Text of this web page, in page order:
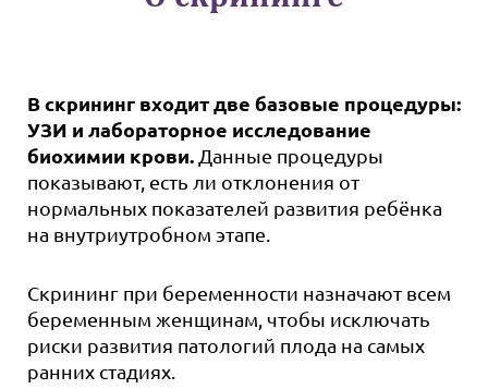
В скрининг входит две базовые процедуры:
УЗИ и лабораторное исследование
биохимии крови.Данные процедуры
показывают, есть ли отклонения от
нормальных показателей развития ребёнка
на внутриутробном этапе.
Скрининг при беременности назначают всем
беременным женщинам, чтобы исключать
риски развития патологий плода на самых
ранних стадиях.